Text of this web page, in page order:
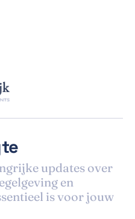
updates over
en
is voor jouw